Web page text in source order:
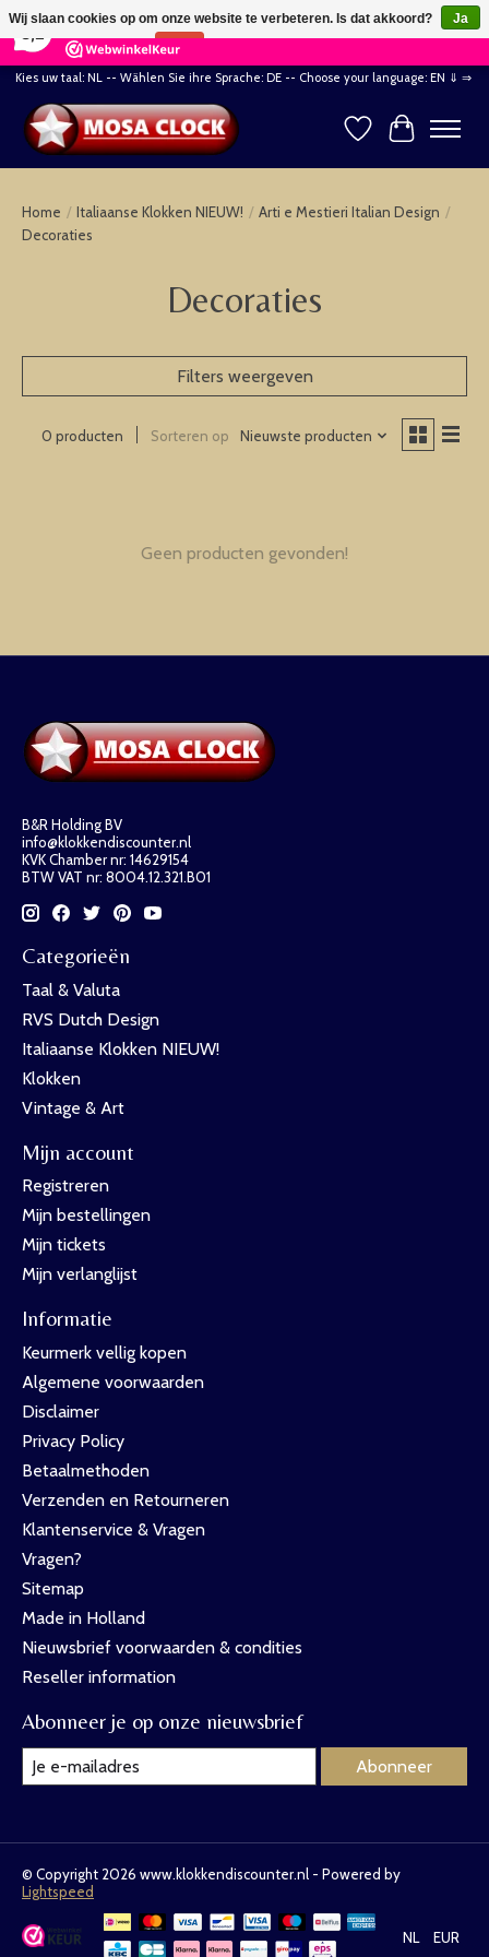
164 Reviews ×
Kies uw taal: NL -- Wählen Sie ihre Sprache: DE -- Choose your language: EN ⇓ ⇒
Verlanglijst
Home / Italiaanse Klokken NIEUW! / Arti e Mestieri Italian Design /
Decoraties
Decoraties
Filters weergeven
0 producten Sorteren op Nieuwste producten
Geen producten gevonden!
B&R Holding BV
info@klokkendiscounter.nl
KVK Chamber nr: 14629154
BTW VAT nr: 8004.12.321.B01
Categorieën
Taal & Valuta
RVS Dutch Design
Italiaanse Klokken NIEUW!
Klokken
Vintage & Art
Mijn account
Registreren
Mijn bestellingen
Mijn tickets
Mijn verlanglijst
Informatie
Keurmerk vellig kopen
Algemene voorwaarden
Disclaimer
Privacy Policy
Betaalmethoden
Verzenden en Retourneren
Klantenservice & Vragen
Vragen?
Sitemap
Made in Holland
Nieuwsbrief voorwaarden & condities
Reseller information
Abonneer je op onze nieuwsbrief
Abonneer
© Copyright 2026 www.klokkendiscounter.nl - Powered by
Lightspeed
NL EUR
Wij slaan cookies op om onze website te verbeteren. Is dat akkoord?
Ja
Nee